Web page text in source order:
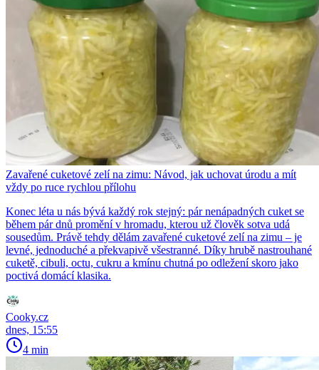
Zavařené cuketové zelí na zimu: Návod, jak uchovat úrodu a mít
vždy po ruce rychlou přílohu
Konec léta u nás bývá každý rok stejný: pár nenápadných cuket se
během pár dnů promění v hromadu, kterou už člověk sotva udá
sousedům. Právě tehdy dělám zavařené cuketové zelí na zimu – je
levné, jednoduché a překvapivě všestranné. Díky hrubě nastrouhané
cuketě, cibuli, octu, cukru a kmínu chutná po odležení skoro jako
poctivá domácí klasika.
Cooky.cz
dnes, 15:55
4 min